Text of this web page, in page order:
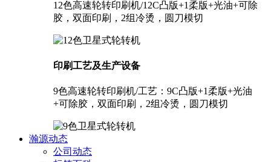
12色高速轮转印刷机/12C凸版+1柔版+光油+可除
胶，双面印刷，2组冷烫，圆刀模切
印刷工艺及生产设备
9色高速轮转印刷机/工艺：9C凸版+1柔版+光油
+可除胶，双面印刷，2组冷烫，圆刀模切
瀚源动态
公司动态